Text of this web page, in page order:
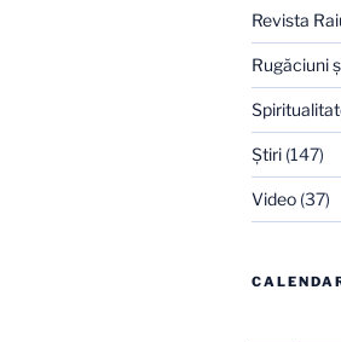
Revista
Rugăciuni
Ştiri(147)
Video(37)